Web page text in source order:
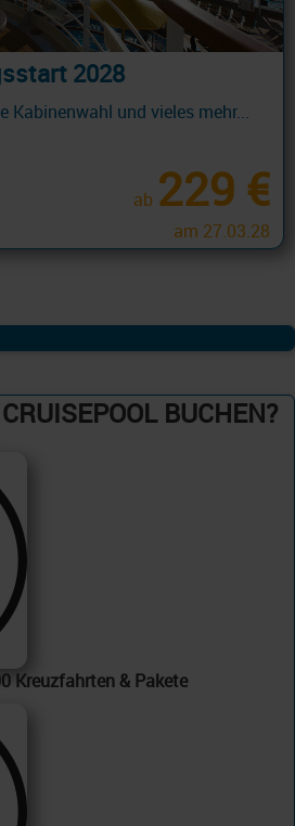
2028
Kabinenwahl und vieles mehr...
ab 229 €
am 27.03.28
BUCHEN?
Kreuzfahrten & Pakete